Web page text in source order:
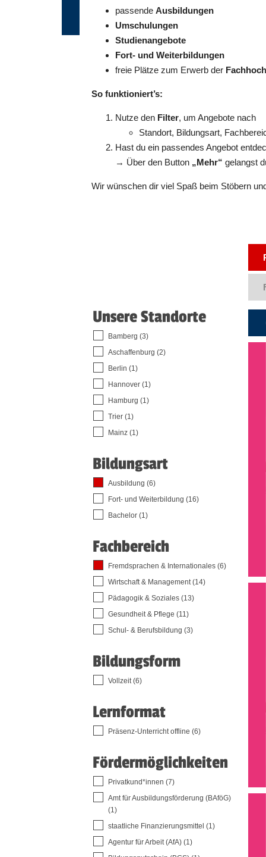
passendeAusbildungen
Umschulungen
Studienangebote
Fort- und Weiterbildungen
freie Plätze zum Erwerb der
So funktioniert’s:
Nutze den Filter, um Angebote nach
Standort, Bildungsart,
Hast du ein passendes Angebot
→ Über den Button „Mehr“gelangst
Wir wünschen dir viel Spaß beim Stöbern
Unsere Standorte
Bamberg (3)
Aschaffenburg (2)
Berlin (1)
Hannover (1)
Hamburg (1)
Trier (1)
Mainz (1)
Bildungsart
Ausbildung (6)
Fort- und Weiterbildung (16)
Bachelor (1)
Fachbereich
Fremdsprachen & Internationales (6)
Wirtschaft & Management (14)
Pädagogik & Soziales (13)
Gesundheit & Pflege (11)
Schul- & Berufsbildung (3)
Bildungsform
Vollzeit (6)
Lernformat
Präsenz-Unterricht offline (6)
Fördermöglichkeiten
Privatkund*innen (7)
Amt für Ausbildungsförderung (BAföG)
(1)
staatliche Finanzierungsmittel (1)
Agentur für Arbeit (AfA) (1)